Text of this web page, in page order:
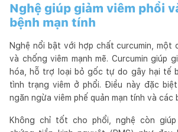
Nghệ giúp giảm viêm phổi
bệnh mạn tính
Nghệ nổi bật với hợp chất curcumin, một
và chống viêm mạnh mẽ. Curcumin giúp
hóa, hỗ trợ loại bỏ gốc tự do gây hại tế
tình trạng viêm ở phổi. Điều này đặc
ngăn ngừa viêm phế quản mạn tính và các
Không chỉ tốt cho phổi, nghệ còn